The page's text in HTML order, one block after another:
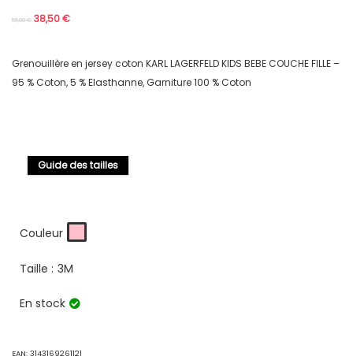
55,00€ 38,50€
Grenouillère en jersey coton KARL LAGERFELD KIDS BEBE COUCHE FILLE –
95 % Coton, 5 % Elasthanne, Garniture 100 % Coton
Guide des tailles
Couleur
Taille : 3M
En stock
EAN: 3143169261121